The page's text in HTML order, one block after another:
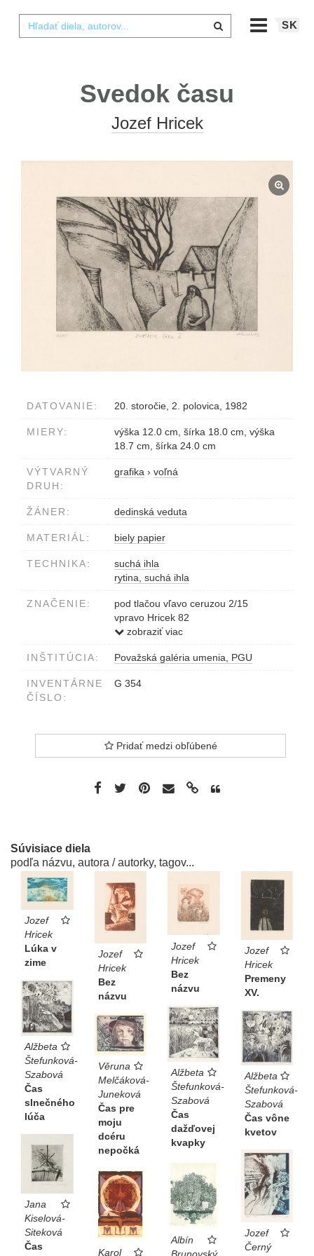
SK
Svedok času
Jozef Hricek
DATOVANIE: 20. storočie, 2. polovica, 1982
MIERY:
výška 12.0 cm, šírka 18.0 cm, výška
18.7 cm, šírka 24.0 cm
VÝTVARNÝ
DRUH:
grafika › voľná
ŽÁNER: dedinská veduta
MATERIÁL: biely papier
TECHNIKA:
suchá ihla
rytina, suchá ihla
ZNAČENIE:
pod tlačou vľavo ceruzou 2/15
vpravo Hricek 82
v strede Svedok času
zobraziť viac
INŠTITÚCIA: Považská galéria umenia, PGU
INVENTÁRNE
ČÍSLO:
G 354
Pridať medzi obľúbené
Súvisiace diela
podľa názvu, autora / autorky, tagov...
Jozef
Hricek
Lúka v
zime
Jozef
Hricek
Bez
názvu
Jozef
Hricek
Bez
názvu
Jozef
Hricek
Premeny
XV.
Alžbeta
Štefunková-
Szabová
Čas
slnečného
lúča
Alžbeta
Štefunková-
Szabová
Čas
dažďovej
kvapky
Alžbeta
Štefunková-
Szabová
Čas vône
kvetov
Věruna
Melčáková-
Juneková
Čas pre
moju
dcéru
nepočká
Jana
Kiselová-
Siteková
Čas
Jozef
Černý
Albín
Karol